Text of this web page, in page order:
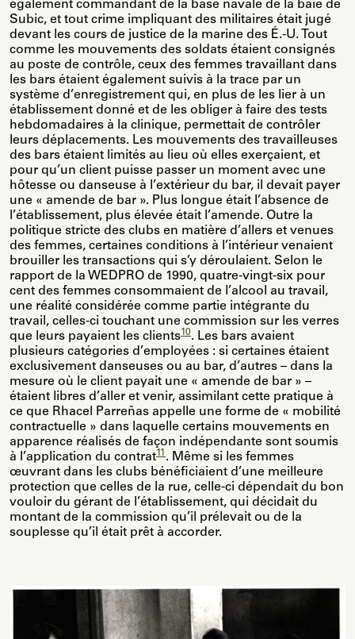
également commandant de la base navale de la baie de
Subic, et tout crime impliquant des militaires était jugé
devant les cours de justice de la marine des É.-U. Tout
comme les mouvements des soldats étaient consignés
au poste de contrôle, ceux des femmes travaillant dans
les bars étaient également suivis à la trace par un
système d’enregistrement qui, en plus de les lier à un
établissement donné et de les obliger à faire des tests
hebdomadaires à la clinique, permettait de contrôler
leurs déplacements. Les mouvements des travailleuses
des bars étaient limités au lieu où elles exerçaient, et
pour qu’un client puisse passer un moment avec une
hôtesse ou danseuse à l’extérieur du bar, il devait payer
une « amende de bar ». Plus longue était l’absence de
l’établissement, plus élevée était l’amende. Outre la
politique stricte des clubs en matière d’allers et venues
des femmes, certaines conditions à l’intérieur venaient
brouiller les transactions qui s’y déroulaient. Selon le
rapport de la WEDPRO de 1990, quatre-vingt-six pour
cent des femmes consommaient de l’alcool au travail,
une réalité considérée comme partie intégrante du
travail, celles-ci touchant une commission sur les verres
que leurs payaient les clients10. Les bars avaient
plusieurs catégories d’employées : si certaines étaient
exclusivement danseuses ou au bar, d’autres – dans la
mesure où le client payait une « amende de bar » –
étaient libres d’aller et venir, assimilant cette pratique à
ce que Rhacel Parreñas appelle une forme de « mobilité
contractuelle » dans laquelle certains mouvements en
apparence réalisés de façon indépendante sont soumis
à l’application du contrat11 . Même si les femmes
œuvrant dans les clubs bénéficiaient d’une meilleure
protection que celles de la rue, celle-ci dépendait du bon
vouloir du gérant de l’établissement, qui décidait du
montant de la commission qu’il prélevait ou de la
souplesse qu’il était prêt à accorder.